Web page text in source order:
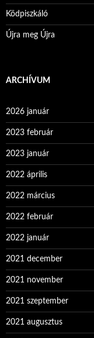
Ködpiszkáló
Újra meg Újra
ARCHÍVUM
2026 január
2023 február
2023 január
2022 április
2022 március
2022 február
2022 január
2021 december
2021 november
2021 szeptember
2021 augusztus